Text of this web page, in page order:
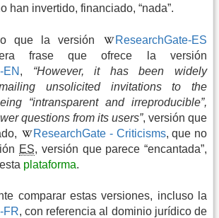
han invertido, financiado, “nada”.
que la versión
ResearchGate-ES
frase que ofrece la versión
EN , “However, it has been widely
unsolicited invitations to the
“intransparent and irreproducible”,
questions from its users”, versión que
ResearchGate - Criticisms, que no
ES, versión que parece “encantada”,
plataforma.
comparar estas versiones, incluso la
FR, con referencia al dominio jurídico de